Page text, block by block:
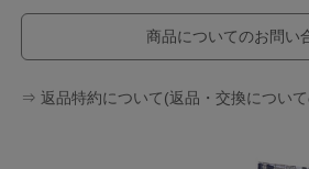
商品についてのお問い
⇒ 返品特約について(返品・交換につい